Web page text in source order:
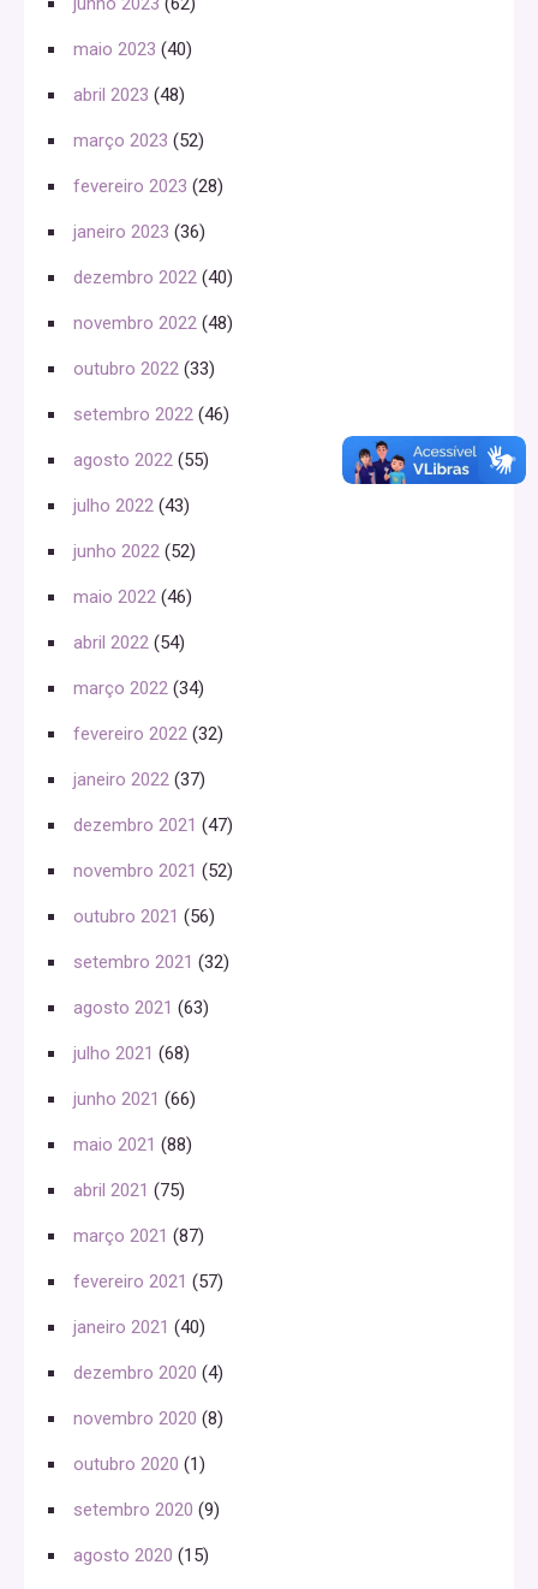
maio 2023 (40)
abril 2023 (48)
março 2023 (52)
fevereiro 2023 (28)
janeiro 2023 (36)
dezembro 2022 (40)
novembro 2022 (48)
outubro 2022 (33)
setembro 2022 (46)
agosto 2022 (55)
julho 2022 (43)
junho 2022 (52)
maio 2022 (46)
abril 2022 (54)
março 2022 (34)
fevereiro 2022 (32)
janeiro 2022 (37)
dezembro 2021 (47)
novembro 2021 (52)
outubro 2021 (56)
setembro 2021 (32)
agosto 2021 (63)
julho 2021 (68)
junho 2021 (66)
maio 2021 (88)
abril 2021 (75)
março 2021 (87)
fevereiro 2021 (57)
janeiro 2021 (40)
dezembro 2020 (4)
novembro 2020 (8)
outubro 2020 (1)
setembro 2020 (9)
agosto 2020 (15)